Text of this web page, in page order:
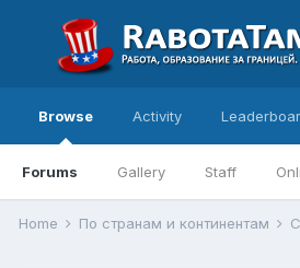
Browse
Forums Gallery Staff
Activity
Home По странам и континентам